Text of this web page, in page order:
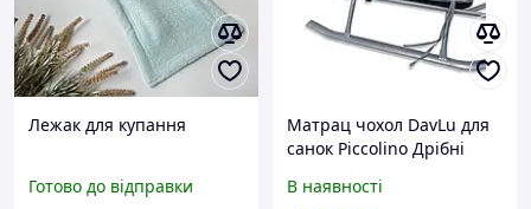
Лежак для купання
Готово до відправки
Матрац чохол DavLu для
санок Piccolino Дрібні
(довжений) (S-207)
В наявності